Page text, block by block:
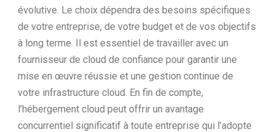
évolutive. Le choix dépendra des besoins spécifiques
de votre entreprise, de votre budget et de vos objectifs
à long terme. Il est essentiel de travailler avec un
fournisseur de cloud de confiance pour garantir une
mise en œuvre réussie et une gestion continue de
votre infrastructure cloud. En fin de compte,
l’hébergement cloud peut offrir un avantage
concurrentiel significatif à toute entreprise qui l’adopte